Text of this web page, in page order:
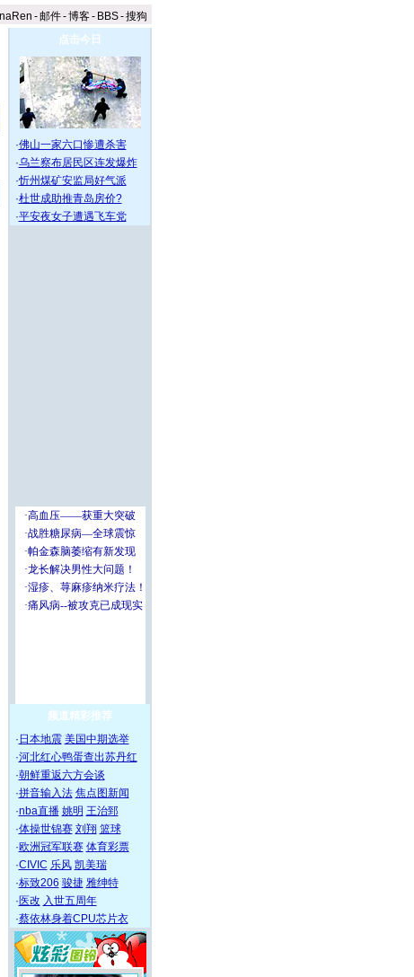
-邮件-博客- BBS-搜狗
点击今日
·佛山一家六口惨遭杀害
·乌兰察布居民区连发爆炸
·忻州煤矿安监局好气派
·杜世成助推青岛房价?
·平安夜女子遭遇飞车党
频道精彩推荐
· 日本地震 美国中期选举
·河北红心鸭蛋查出苏丹红
·朝鲜重返六方会谈
·拼音输入法 焦点图新闻
·nba直播 姚明 王治郅
·体操世锦赛 刘翔 篮球
·欧洲冠军联赛 体育彩票
·CIVIC 乐风 凯美瑞
·标致206 骏捷 雅绅特
· 医改 入世五周年
·蔡依林身着CPU芯片衣